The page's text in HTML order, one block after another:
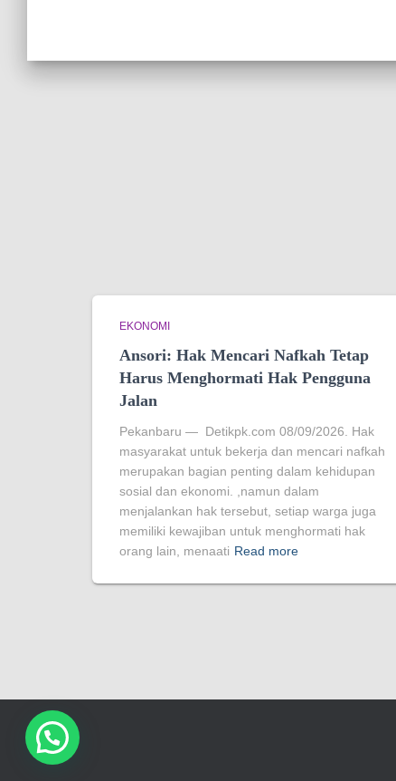
EKONOMI
Ansori: Hak Mencari Nafkah Tetap
Harus Menghormati Hak Pengguna
Jalan
Pekanbaru — Detikpk.com 08/09/2026. Hak
masyarakat untuk bekerja dan mencari nafkah
merupakan bagian penting dalam kehidupan
sosial dan ekonomi. ,namun dalam
menjalankan hak tersebut, setiap warga juga
memiliki kewajiban untuk menghormati hak
orang lain, menaati Read more